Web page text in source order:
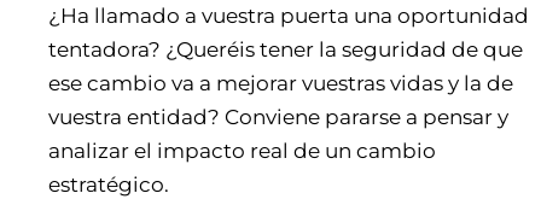
¿Ha llamado a vuestra puerta una oportunidad
tentadora? ¿Queréis tener la seguridad de que
ese cambio va a mejorar vuestras vidas y la de
vuestra entidad? Conviene pararse a pensar y
analizar el impacto real de un cambio
estratégico.